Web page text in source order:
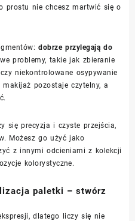
prostu nie chcesz martwić się o
dobrze przylegają do
problemy, takie jak zbieranie
niekontrolowane osypywanie
pozostaje czytelny, a
się precyzja i czyste przejścia,
Możesz go użyć jako
z innymi odcieniami z kolekcji
kolorystyczne.
paletki – stwórz
dlatego liczy się nie